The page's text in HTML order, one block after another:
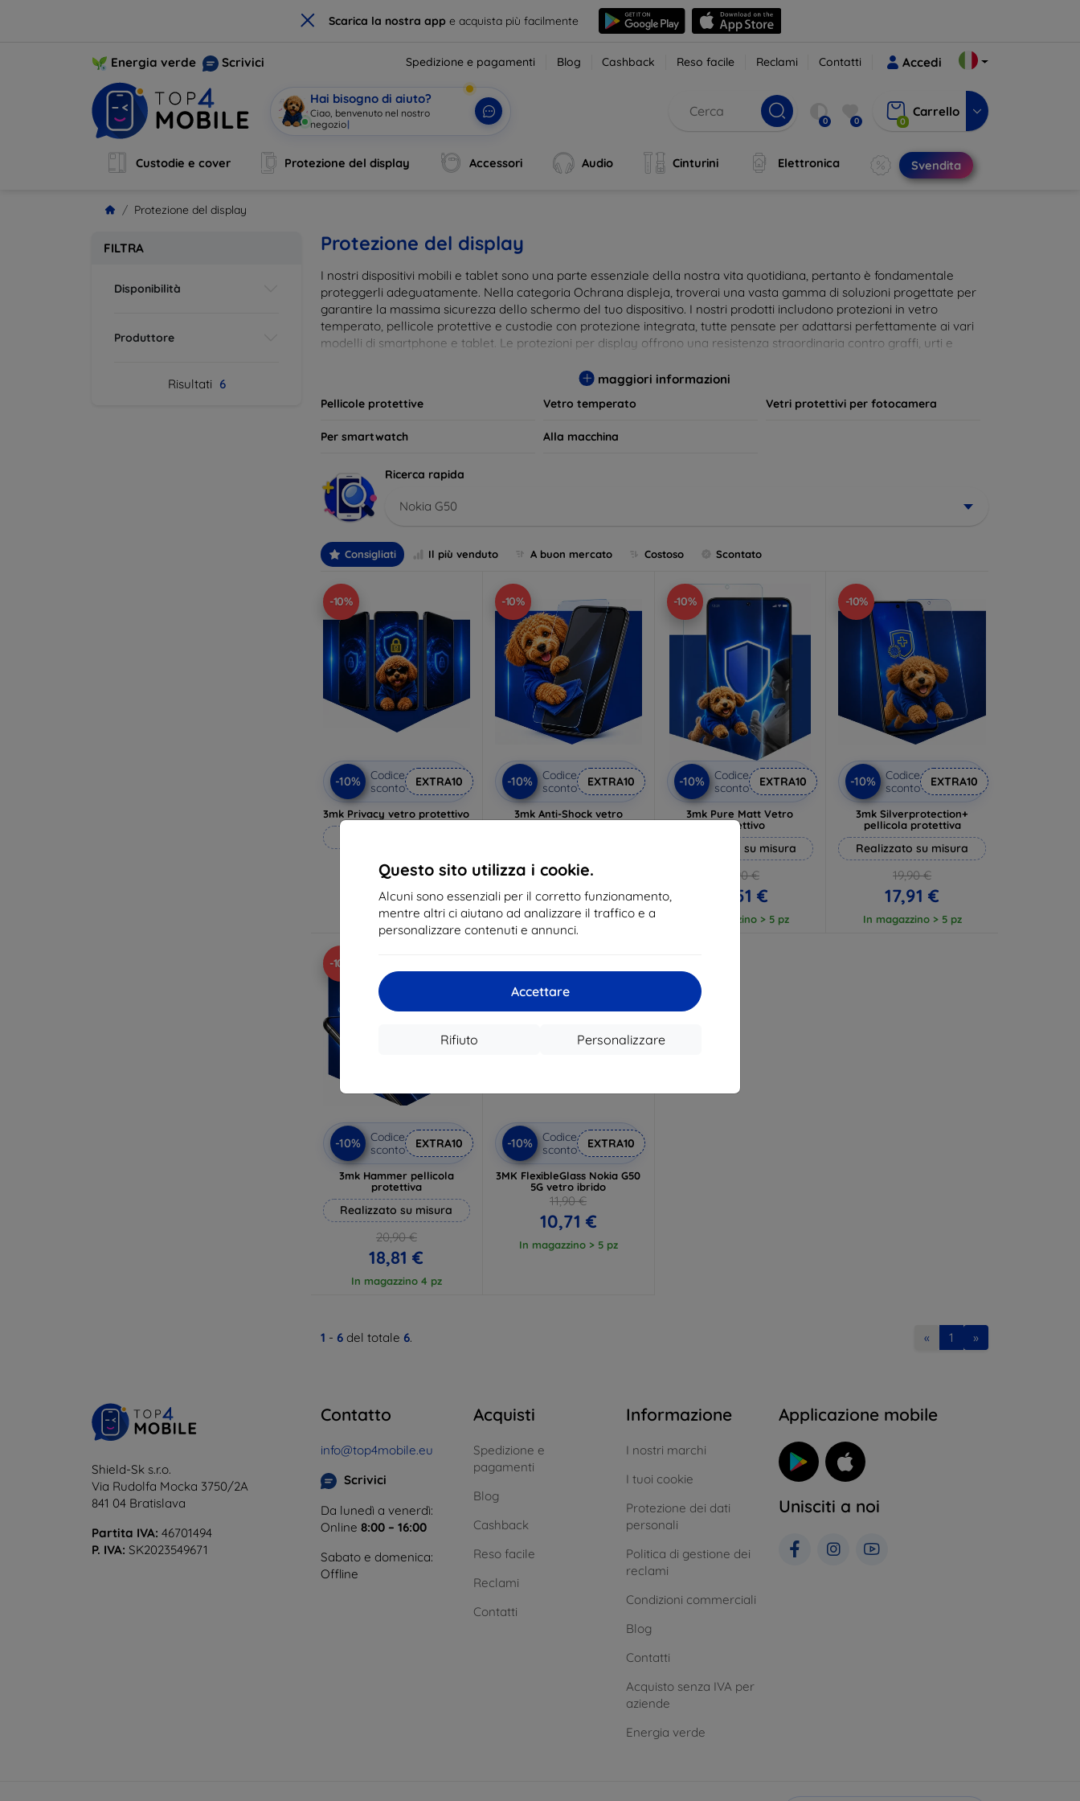
× Scarica la nostra appe acquista più facilmente
Questo sito utilizza i cookie.
Alcuni sono essenziali per il corretto funzionamento,
mentre altri ci aiutano ad analizzare il traffico e a
personalizzare contenuti e annunci.
Accettare
Personalizzare
Rifiuto
Energia verde Scrivici Spedizione e pagamenti Blog Cashback Reso facile Reclami Contatti Accedi
Hai bisogno di aiuto?
Ciao, benvenuto nel | 0 0 0
Carrello
Custodie e cover Protezione del display Accessori Audio Cinturini Elettronica Svendita
Protezione del display
FILTRA
Disponibilità
Produttore
Risultati 6
Protezione del display
I nostri dispositivi mobili e tablet sono una parte essenziale della nostra vita quotidiana, pertanto è fondamentale
proteggerli adeguatamente. Nella categoria Ochrana displeja, troverai una vasta gamma di soluzioni progettate per
garantire la massima sicurezza dello schermo del tuo dispositivo. I nostri prodotti includono protezioni in vetro
temperato, pellicole protettive e custodie con protezione integrata, tutte pensate per adattarsi perfettamente ai vari
modelli di smartphone e tablet. Le protezioni per display offrono una resistenza straordinaria contro graffi, urti e
ideale per le tue esigenze e mantieni il tuo dispositivo come nuovo più a lungo.
maggiori informazioni
Pellicole protettive Vetro temperato Vetri protettivi per fotocamera
Per smartwatch Alla macchina
Ricerca rapida
Nokia G50
Consigliati Il più venduto A buon mercato Costoso Scontato
-10%
-10%
Codice
sconto
EXTRA10
3mk Privacy vetro protettivo
21,90 €
19,72 €
In magazzino 3 pz
-10%
-10%
Codice
sconto
EXTRA10
3mk Anti-Shock vetro
protettivo
17,90 €
16,10 €
In magazzino > 5 pz
-10%
-10%
Codice
sconto
EXTRA10
3mk Pure Matt Vetro
protettivo
Realizzato su misura
13,90 €
12,51 €
In magazzino > 5 pz
-10%
-10%
Codice
sconto
EXTRA10
3mk Silverprotection+
pellicola protettiva
Realizzato su misura
19,90 €
17,91 €
In magazzino > 5 pz
-10%
-10%
Codice
sconto
EXTRA10
3mk Hammer pellicola
protettiva
Realizzato su misura
20,90 €
18,81 €
In magazzino 4 pz
-10%
Codice
sconto
EXTRA10
3MK FlexibleGlass Nokia G50
5G vetro ibrido
11,90 €
10,71 €
In magazzino > 5 pz
1 - 6 del totale 6. « 1 »
Shield-Sk s.r.o.
Via Rudolfa Mocka 3750/2A
841 04 Bratislava
Partita IVA: 46701494
P. IVA: SK2023549671
Contatto
info@top4mobile.eu
Scrivici
Da lunedì a venerdì:
Online 8:00 – 16:00
Sabato e domenica:
Offline
Acquisti
Spedizione e
pagamenti
Blog
Cashback
Reso facile
Reclami
Contatti
Informazione
I nostri marchi
I tuoi cookie
Protezione dei dati
personali
Politica di gestione dei
reclami
Condizioni commerciali
Blog
Contatti
Acquisto senza IVA per
aziende
Energia verde
Applicazione mobile
Unisciti a noi